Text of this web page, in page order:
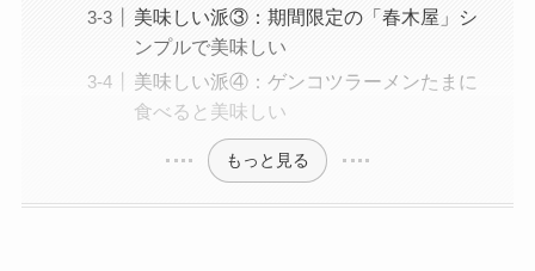
美味しい派③：期間限定の「春木屋」シ
ンプルで美味しい
美味しい派④：ゲンコツラーメンたまに
食べると美味しい
もっと見る